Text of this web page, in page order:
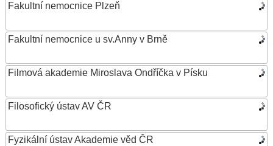
Fakultní nemocnice Plzeň
Fakultní nemocnice u sv.Anny v Brně
Filmová akademie Miroslava Ondříčka v Písku
Filosofický ústav AV ČR
Fyzikální ústav Akademie věd ČR